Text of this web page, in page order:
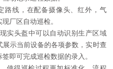
路线，在配备摄像头、红外，气
厂区自动巡检。
实头盔中可以自动识别生产区域
示当前设备的各项参数，实时查
即可完成巡检数据的录入。